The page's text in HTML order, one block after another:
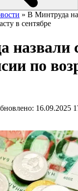
» В Минтруда
в сентябре
назвали
по
16.09.2025